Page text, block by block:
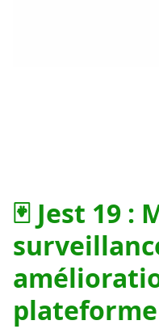
🃏 Jest 19 :